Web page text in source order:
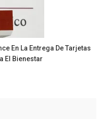
En La Entrega De Tarjetas
El Bienestar